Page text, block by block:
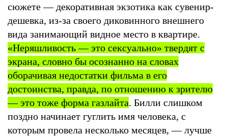
сюжете — декоративная экзотика как сувенир-
дешевка, из-за своего диковинного внешнего
вида занимающий видное место в квартире.
«Неряшливость — это сексуально» твердят с
экрана, словно бы осознанно на словах
оборачивая недостатки фильма в его
достоинства, правда, по отношению к зрителю
— это тоже форма газлайта. Билли слишком
поздно начинает гуглить имя человека, с
которым провела несколько месяцев, — лучше